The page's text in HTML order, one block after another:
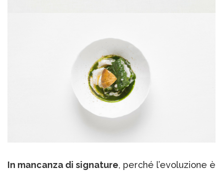
In mancanza di signature, perché l’evoluzione è